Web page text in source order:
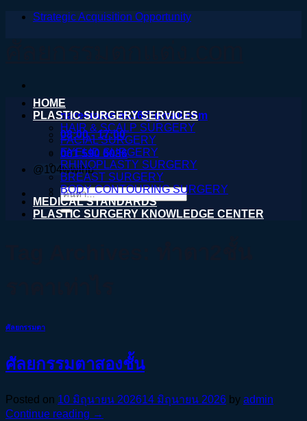
ข้าม
Strategic Acquisition Opportunity
nareeratsale936@gmail.com
08:00 - 17:00
061 590 6036
@104wwihb
ค้นหา:
HOME
PLASTIC SURGERY SERVICES
HAIR & SCALP SURGERY
FACIAL SURGERY
EYELID SURGERY
RHINOPLASTY SURGERY
BREAST SURGERY
BODY CONTOURING SURGERY
MEDICAL STANDARDS
PLASTIC SURGERY KNOWLEDGE CENTER
ศัลยกรรมตา
ศัลยกรรมตาสองชั้น
Posted on 10 มิถุนายน 202614 มิถุนายน 2026 by admin
Continue reading →